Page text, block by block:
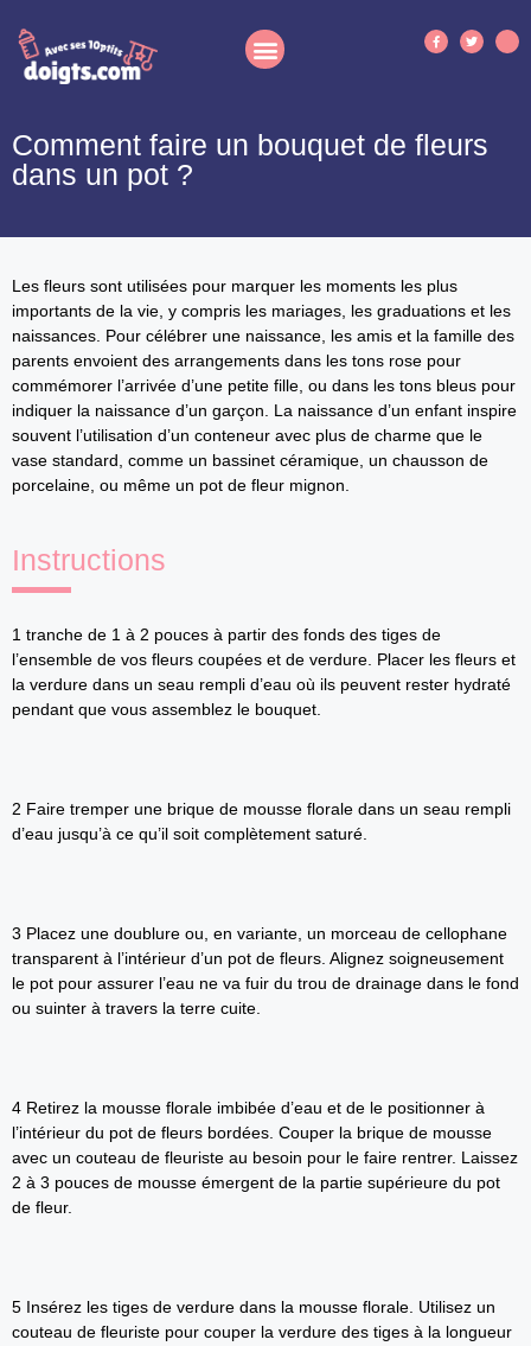
Comment faire un bouquet de fleurs
dans un pot ?
Les fleurs sont utilisées pour marquer les moments les plus
importants de la vie, y compris les mariages, les graduations et les
naissances. Pour célébrer une naissance, les amis et la famille des
parents envoient des arrangements dans les tons rose pour
commémorer l’arrivée d’une petite fille, ou dans les tons bleus pour
indiquer la naissance d’un garçon. La naissance d’un enfant inspire
souvent l’utilisation d’un conteneur avec plus de charme que le
vase standard, comme un bassinet céramique, un chausson de
porcelaine, ou même un pot de fleur mignon.
Instructions
1 tranche de 1 à 2 pouces à partir des fonds des tiges de
l’ensemble de vos fleurs coupées et de verdure. Placer les fleurs et
la verdure dans un seau rempli d’eau où ils peuvent rester hydraté
pendant que vous assemblez le bouquet.
2 Faire tremper une brique de mousse florale dans un seau rempli
d’eau jusqu’à ce qu’il soit complètement saturé.
3 Placez une doublure ou, en variante, un morceau de cellophane
transparent à l’intérieur d’un pot de fleurs. Alignez soigneusement
le pot pour assurer l’eau ne va fuir du trou de drainage dans le fond
ou suinter à travers la terre cuite.
4 Retirez la mousse florale imbibée d’eau et de le positionner à
l’intérieur du pot de fleurs bordées. Couper la brique de mousse
avec un couteau de fleuriste au besoin pour le faire rentrer. Laissez
2 à 3 pouces de mousse émergent de la partie supérieure du pot
de fleur.
5 Insérez les tiges de verdure dans la mousse florale. Utilisez un
couteau de fleuriste pour couper la verdure des tiges à la longueur